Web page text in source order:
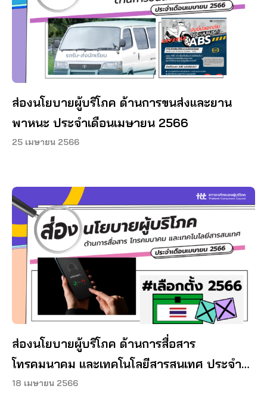
ส่องนโยบายผู้บริโภค ด้านการขนส่งและยาน
พาหนะ ประจำเดือนเมษายน 2566
25 เมษายน 2566
ส่องนโยบายผู้บริโภค ด้านการสื่อสาร
โทรคมนาคม และเทคโนโลยีสารสนเทศ ประจำ
เดือนเมษายน 2566
18 เมษายน 2566